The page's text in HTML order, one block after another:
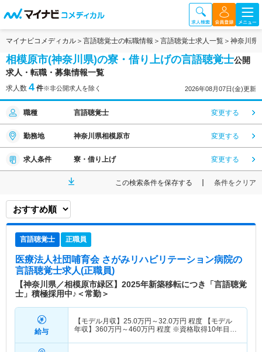
マイナビコメディカル 言語聴覚士の転職情報 言語聴覚士求人一覧 神奈川県
相模原市(神奈川県)の寮・借り上げの言語聴覚士公開
求人・転職・募集情報一覧
求人数 4 件※非公開求人を除く 2026年08月07日(金)更新
職種 言語聴覚士 変更する
勤務地 神奈川県相模原市 変更する
求人条件 寮・借り上げ 変更する
この検索条件を保存する 条件をクリア
言語聴覚士 正職員
医療法人社団哺育会 さがみリハビリテーション病院の
言語聴覚士求人(正職員)
【神奈川県／相模原市緑区】2025年新築移転につき「言語聴覚
士」積極採用中♪＜常勤＞
給与
【モデル月収】 25.0万円～32.0万円 程度 【モデル
年収】 360万円～460万円 程度 ※資格取得10年目モ